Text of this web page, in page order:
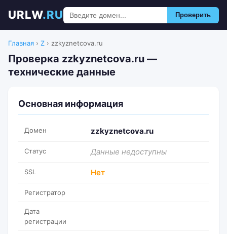
URLW.RU Проверить
Главная › Z › zzkyznetcova.ru
Проверка zzkyznetcova.ru —
технические данные
Основная информация
Домен zzkyznetcova.ru
Статус Данные недоступны
SSL Нет
Регистратор
Дата
регистрации